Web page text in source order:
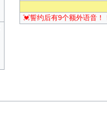
💓誓约后有9个额外语音！